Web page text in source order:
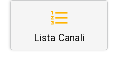
Lista Canali